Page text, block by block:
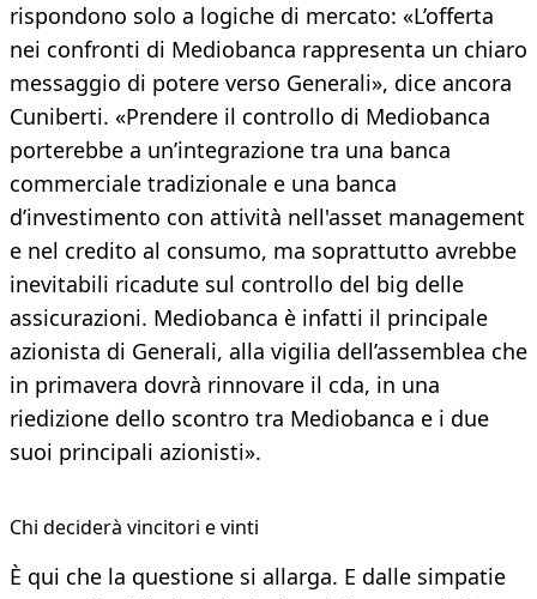
rispondono solo a logiche di mercato: «L’offerta
nei confronti di Mediobanca rappresenta un chiaro
messaggio di potere verso Generali», dice ancora
Cuniberti. «Prendere il controllo di Mediobanca
porterebbe a un’integrazione tra una banca
commerciale tradizionale e una banca
d’investimento con attività nell'asset management
e nel credito al consumo, ma soprattutto avrebbe
inevitabili ricadute sul controllo del big delle
assicurazioni. Mediobanca è infatti il principale
azionista di Generali, alla vigilia dell’assemblea che
in primavera dovrà rinnovare il cda, in una
riedizione dello scontro tra Mediobanca e i due
suoi principali azionisti».
Chi deciderà vincitori e vinti
È qui che la questione si allarga. E dalle simpatie